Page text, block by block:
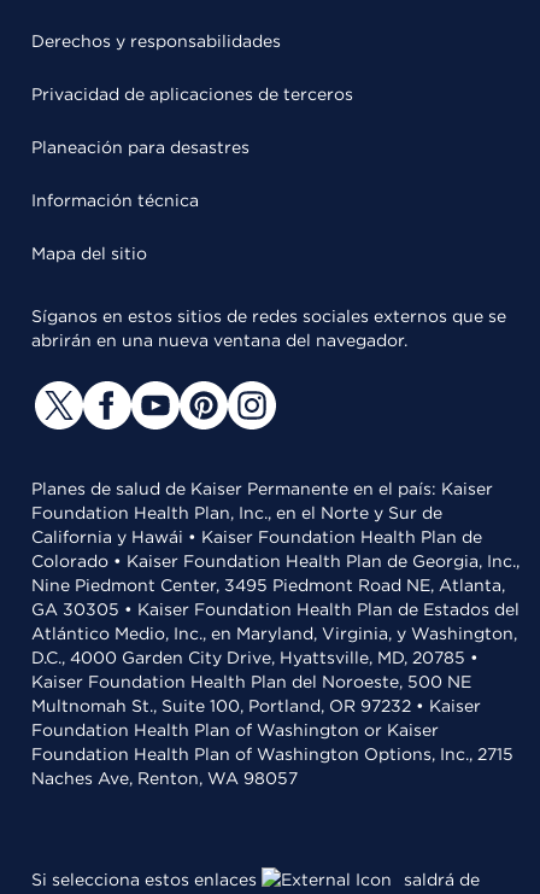
Derechos y responsabilidades
Privacidad de aplicaciones de terceros
Planeación para desastres
Información técnica
Mapa del sitio
Síganos en estos sitios de redes sociales externos que se
abrirán en una nueva ventana del navegador.
Planes de salud de Kaiser Permanente en el país: Kaiser
Foundation Health Plan, Inc., en el Norte y Sur de
California y Hawái • Kaiser Foundation Health Plan de
Colorado • Kaiser Foundation Health Plan de Georgia, Inc.,
Nine Piedmont Center, 3495 Piedmont Road NE, Atlanta,
GA 30305 • Kaiser Foundation Health Plan de Estados del
Atlántico Medio, Inc., en Maryland, Virginia, y Washington,
D.C., 4000 Garden City Drive, Hyattsville, MD, 20785 •
Kaiser Foundation Health Plan del Noroeste, 500 NE
Multnomah St., Suite 100, Portland, OR 97232 • Kaiser
Foundation Health Plan of Washington or Kaiser
Foundation Health Plan of Washington Options, Inc., 2715
Naches Ave, Renton, WA 98057
Si selecciona estos enlaces saldrá de